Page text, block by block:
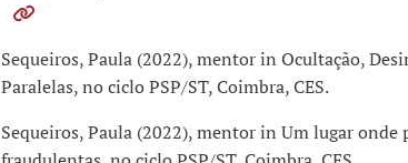
Sequeiros, Paula (2022), mentor in Ocultação,
Paralelas, no ciclo PSP/ST, Coimbra, CES.
Sequeiros, Paula (2022), mentor in Um lugar onde